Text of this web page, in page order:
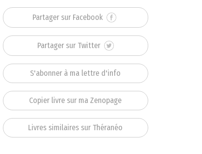
Partager sur Facebook
Partager sur Twitter
S'abonner à ma lettre d'info
Copier livre sur ma Zenopage
Livres similaires sur Théranéo